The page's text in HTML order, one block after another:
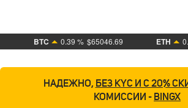
BTC 0.39 % $65046.69 ETH
НАДЕЖНО, БЕЗ KYC И С 20%
КОМИССИИ - BINGX